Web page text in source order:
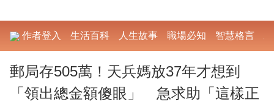
作者登入 生活百科 人生故事 職場必知 智慧格言
郵局存505萬！天兵媽放37年才想到
「領出總金額傻眼」 急求助「這樣正